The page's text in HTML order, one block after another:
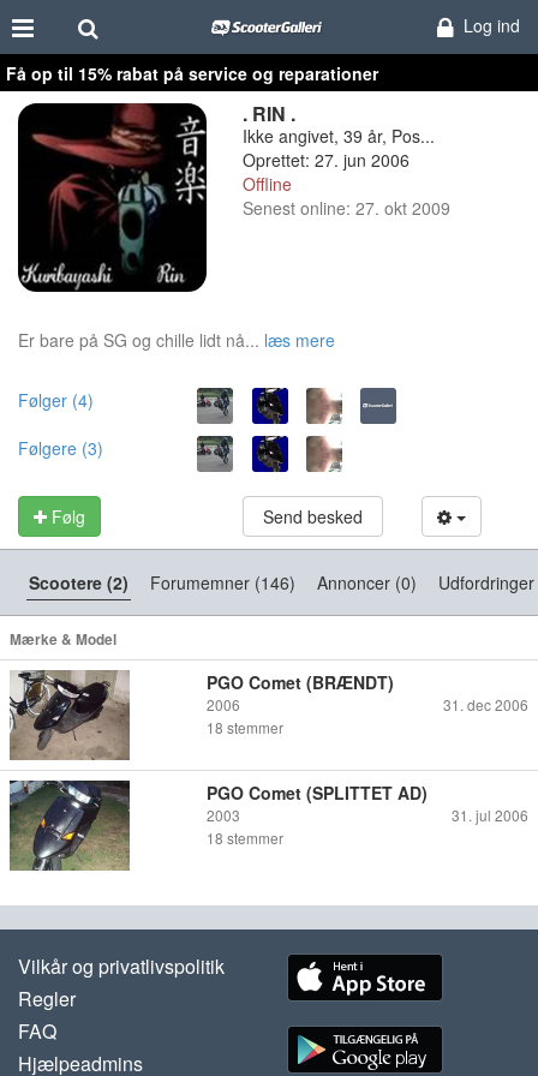
Log ind
Få op til 15% rabat på service og reparationer
. RIN .
Ikke angivet, 39 år, Pos...
Oprettet: 27. jun 2006
Offline
Senest online: 27. okt 2009
Er bare på SG og chille lidt nå... læs mere
Følger (4)
Følgere (3)
Følg Send besked
Scootere (2) Forumemner (146) Annoncer (0)
Mærke & Model
PGO Comet (BRÆNDT)
2006
31. dec 2006
18 stemmer
PGO Comet (SPLITTET AD)
2003
31. jul 2006
18 stemmer
Vilkår og privatlivspolitik
Regler
FAQ
Hjælpeadmins